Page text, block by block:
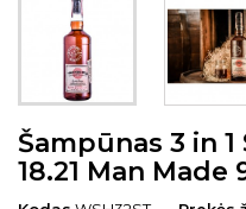
Šampūnas 3 in
18.21 Man Made